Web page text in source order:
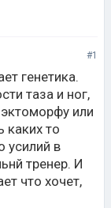
#1
генетика.
таза и ног,
или
каких то
усилий в
тренер. И
что хочет,